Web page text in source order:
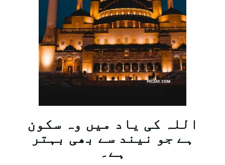
اللہ کی یاد میں وہ سکون
ہے جو نیند سے بھی بہتر
ہے۔